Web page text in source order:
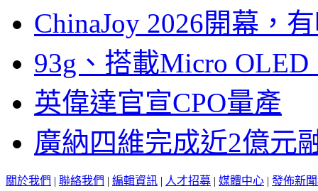
ChinaJoy 2026開幕，
93g、搭載Micro
英偉達官宣CPO量產
廣納四維完成近2億元
關於我們 | 聯絡我們 | 編輯資訊 | 人才招募 | 媒體中心 | 發佈新